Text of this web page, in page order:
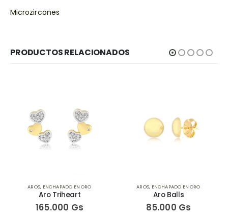
Microzircones
PRODUCTOS RELACIONADOS
AROS, ENCHAPADO EN ORO
Aro Triheart
165.000 Gs
AROS, ENCHAPADO EN ORO
Aro Balls
85.000 Gs